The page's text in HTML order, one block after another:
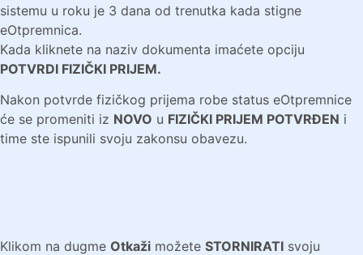
sistemu u roku je 3 dana od trenutka kada stigne
eOtpremnica.
Kada kliknete na naziv dokumenta imaćete opciju
POTVRDI FIZIČKI PRIJEM.
Nakon potvrde fizičkog prijema robe status eOtpremnice
će se promeniti iz NOVO u FIZIČKI PRIJEM POTVRĐEN i
time ste ispunili svoju zakonsu obavezu.
Klikom na dugme Otkaži možete STORNIRATI svoju